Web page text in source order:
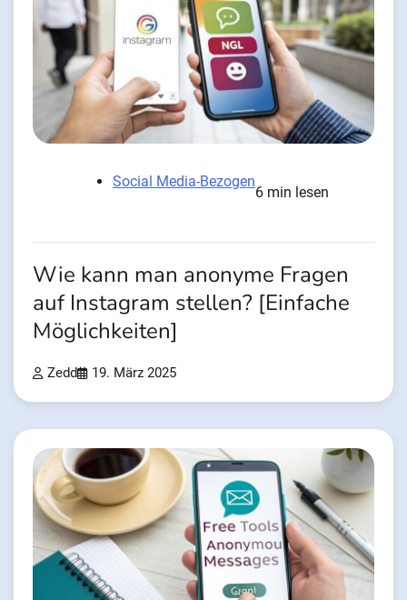
Social Media-Bezogen
6 min lesen
Wie kann man anonyme Fragen
auf Instagram stellen? [Einfache
Möglichkeiten]
Zedd 19. März 2025